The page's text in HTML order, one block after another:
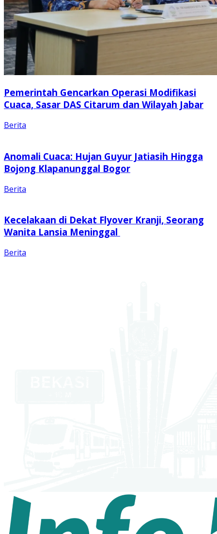
Pemerintah Gencarkan Operasi Modifikasi
Cuaca, Sasar DAS Citarum dan Wilayah Jabar
Berita
Anomali Cuaca: Hujan Guyur Jatiasih Hingga
Bojong Klapanunggal Bogor
Berita
Kecelakaan di Dekat Flyover Kranji, Seorang
Wanita Lansia Meninggal
Berita